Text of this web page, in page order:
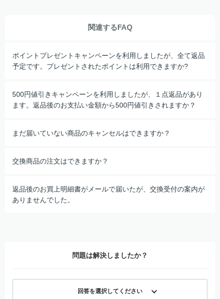
関連するFAQ
ポイントプレゼントキャンペーンを利用しましたが、全て返品
予定です。プレゼントされたポイントは利用できますか?
500円値引きキャンペーンを利用しましたが、１点返品があり
ます。返品後のお支払い金額から500円値引きされますか？
まだ届いていない商品のキャンセルはできますか？
交換商品の注文はできますか？
返品後のお買上明細書がメールで届いたが、交換受付の案内が
ありませんでした。
問題は解決しましたか？
回答を選択してください